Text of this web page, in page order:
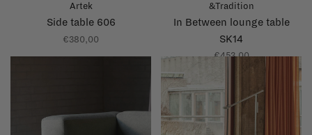
Artek
Side table 606
€380,00
&Tradition
In Between lounge table
SK14
€453,00